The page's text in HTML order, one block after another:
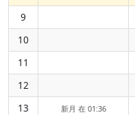
9
10
11
12
13 新月 在 01:36